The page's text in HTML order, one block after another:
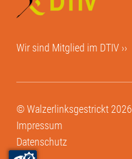
Wir sind Mitglied im DTIV ››
© Walzerlinksgestrickt 2026
Impressum
Datenschutz